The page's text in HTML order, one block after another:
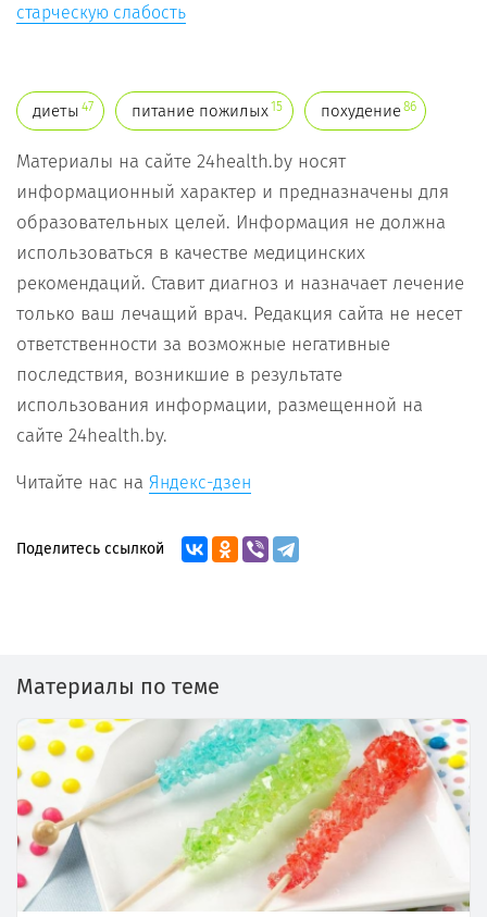
старческую слабость
диеты 47 питание пожилых15 похудение86
Материалы на сайте 24health.by носят
информационный характер и предназначены для
образовательных целей. Информация не должна
использоваться в качестве медицинских
рекомендаций. Ставит диагноз и назначает лечение
только ваш лечащий врач. Редакция сайта не несет
ответственности за возможные негативные
последствия, возникшие в результате
использования информации, размещенной на
сайте 24health.by.
Читайте нас на Яндекс-дзен
Поделитесь ссылкой
Материалы по теме